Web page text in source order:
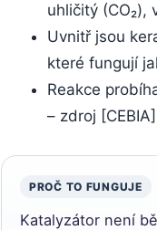
uhličitý (CO₂),
Uvnitř jsou
které fungují
Reakce
– zdroj
PROČ TO FUNGUJE
Katalyzátor není